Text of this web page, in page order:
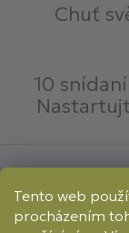
Tento web
procházením
Chuť
10